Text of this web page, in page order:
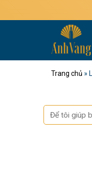
qua
Trang chủ »
Tìm
kiếm: